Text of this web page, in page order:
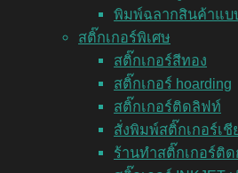
พิมพ์ฉลากสินค้าแบ
สติ๊กเกอร์พิเศษ
สติ๊กเกอร์สีทอง
สติ๊กเกอร์ hoarding
สติ๊กเกอร์ติดลิฟท์
สั่งพิมพ์สติ๊กเกอร์เชี
ร้านทำสติ๊กเกอร์ติด